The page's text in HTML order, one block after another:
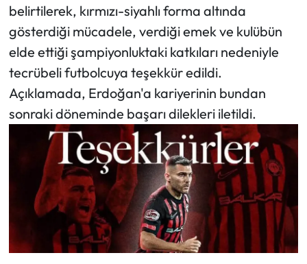
belirtilerek, kırmızı-siyahlı forma altında
gösterdiği mücadele, verdiği emek ve kulübün
elde ettiği şampiyonluktaki katkıları nedeniyle
tecrübeli futbolcuya teşekkür edildi.
Açıklamada, Erdoğan'a kariyerinin bundan
sonraki döneminde başarı dilekleri iletildi.
Oğuzlar Haberleri
Ortaköy Haberleri
Osmancık Haberleri
Otomotiv
Resmi İlan
Resmi Reklam
Sağlık
Siyaset